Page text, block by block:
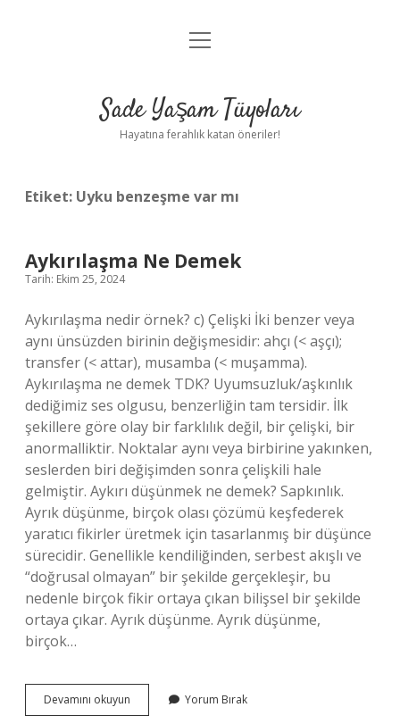
Anasayfa
Yasal Uyarı
menüyü
Sade Yaşam Tüyoları
Hayatına ferahlık katan öneriler!
Etiket: Uyku benzeşme var mı
Aykırılaşma Ne Demek
Tarih: Ekim 25, 2024
Aykırılaşma nedir örnek? c) Çelişki İki benzer veya
aynı ünsüzden birinin değişmesidir: ahçı (< aşçı);
transfer (< attar), musamba (< muşamma).
Aykırılaşma ne demek TDK? Uyumsuzluk/aşkınlık
dediğimiz ses olgusu, benzerliğin tam tersidir. İlk
şekillere göre olay bir farklılık değil, bir çelişki, bir
anormalliktir. Noktalar aynı veya birbirine yakınken,
seslerden biri değişimden sonra çelişkili hale
gelmiştir. Aykırı düşünmek ne demek? Sapkınlık.
Ayrık düşünme, birçok olası çözümü keşfederek
yaratıcı fikirler üretmek için tasarlanmış bir düşünce
sürecidir. Genellikle kendiliğinden, serbest akışlı ve
“doğrusal olmayan” bir şekilde gerçekleşir, bu
nedenle birçok fikir ortaya çıkan bilişsel bir şekilde
ortaya çıkar. Ayrık düşünme. Ayrık düşünme,
birçok…
Devamını okuyun Aykırılaşma
Ne
Yorum Bırak